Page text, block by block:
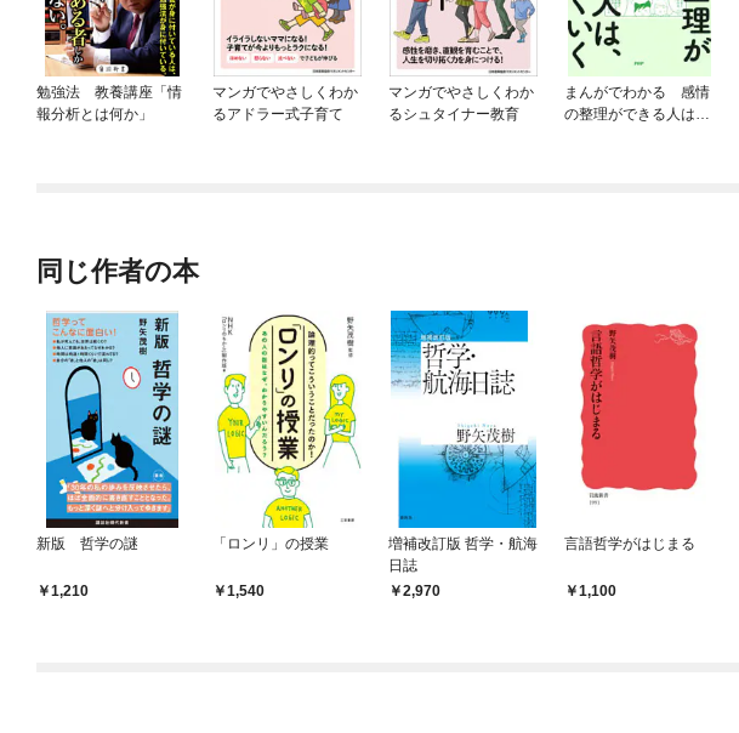
勉強法 教養講座「情
報分析とは何か」
マンガでやさしくわか
るアドラー式子育て
マンガでやさしくわか
るシュタイナー教育
まんがでわかる 感情
の整理ができる人は、
同じ作者の本
新版 哲学の謎
1,210
「ロンリ」の授業
1,540
増補改訂版 哲学・航海
日誌
2,970
言語哲学がはじまる
1,100